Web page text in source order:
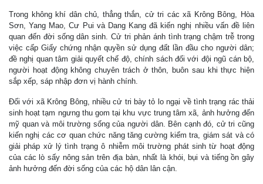
Trong không khí dân chủ, thẳng thắn, cử tri các xã Krông Bông, Hòa
Sơn, Yang Mao, Cư Pui và Dang Kang đã kiến nghị nhiều vấn đề liên
quan đến đời sống dân sinh. Cử tri phản ánh tình trạng chậm trễ trong
việc cấp Giấy chứng nhận quyền sử dụng đất lần đầu cho người dân;
đề nghị quan tâm giải quyết chế độ, chính sách đối với đội ngũ cán bộ,
người hoạt động không chuyên trách ở thôn, buôn sau khi thực hiện
sắp xếp, sáp nhập đơn vị hành chính.
Đối với xã Krông Bông, nhiều cử tri bày tỏ lo ngại về tình trạng rác thải
sinh hoạt tạm ngưng thu gom tại khu vực trung tâm xã, ảnh hưởng đến
mỹ quan và môi trường sống của người dân. Bên cạnh đó, cử tri cũng
kiến nghị các cơ quan chức năng tăng cường kiểm tra, giám sát và có
giải pháp xử lý tình trạng ô nhiễm môi trường phát sinh từ hoạt động
của các lò sấy nông sản trên địa bàn, nhất là khói, bụi và tiếng ồn gây
ảnh hưởng đến đời sống của các hộ dân lân cận.